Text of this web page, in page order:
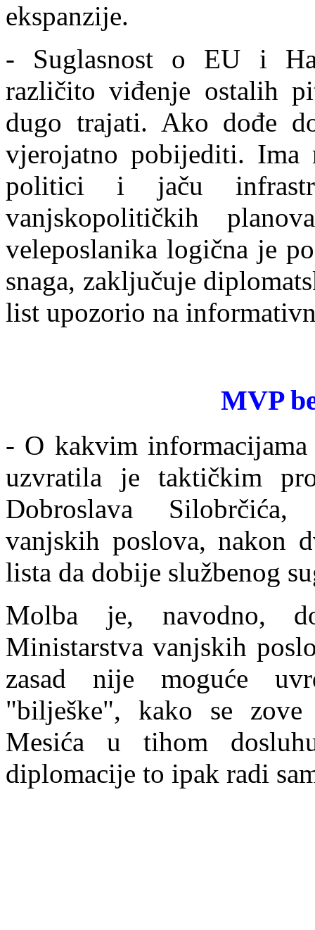
ekspanzije.
- Suglasnost o EU i
različito viđenje ostalih
dugo trajati. Ako dođe
vjerojatno pobijediti. Ima
politici i jaču
vanjskopolitičkih
veleposlanika logična je
snaga, zaključuje
list upozorio na
MVP
- O kakvim
uzvratila je taktičkim
Dobroslava Silobrčića,
vanjskih poslova, nakon
lista da dobije službenog
Molba je, navodno,
Ministarstva vanjskih
zasad nije moguće
"bilješke", kako se zove
Mesića u tihom
diplomacije to ipak radi